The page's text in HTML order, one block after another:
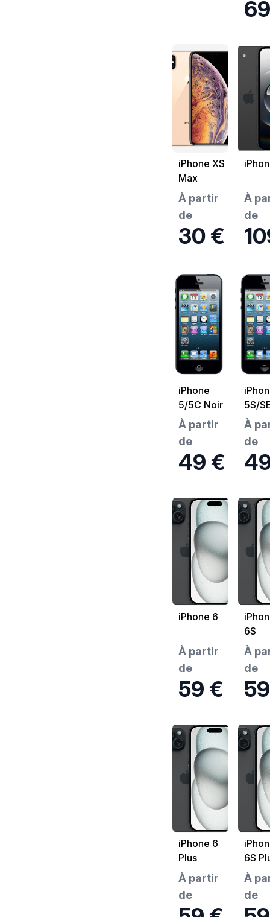
iPhone XS
Max
À partir
de
30 €
À
de
iPhone
5/5C Noir
À partir
de
49 €
5S/
Noir
À
de
iPhone 6
À partir
de
59 €
6S
À
de
iPhone 6
Plus
À partir
de
6S
À
de